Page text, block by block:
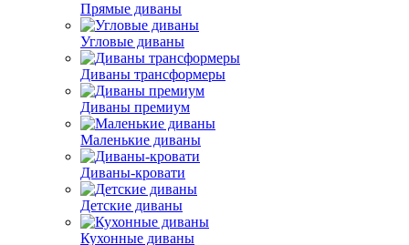
Прямые диваны
Угловые диваны
Диваны трансформеры
Диваны премиум
Маленькие диваны
Диваны-кровати
Детские диваны
Кухонные диваны